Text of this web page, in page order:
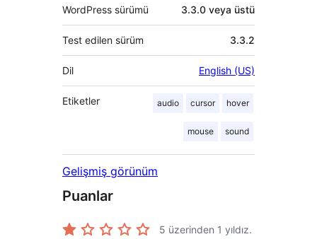
WordPress sürümü 3.3.0 veya üstü
Test edilen sürüm 3.3.2
Dil English (US)
Etiketler audio cursor hover
mouse sound
Gelişmiş görünüm
Puanlar
5 üzerinden 1 yıldız.